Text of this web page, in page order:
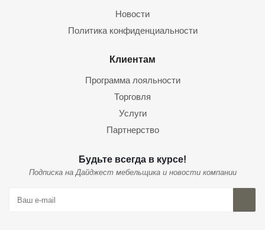
Новости
Политика конфиденциальности
Клиентам
Программа лояльности
Торговля
Услуги
Партнерство
Будьте всегда в курсе!
Подписка на Дайджест мебельщика и новости компании